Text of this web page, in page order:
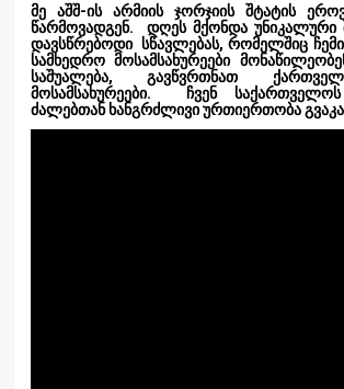
მე აშშ-ის არმიის ჯორჯიის შტატის
წარმოვადგენ. დღეს მქონდა უნიკალური
დავსწრებოდი სწავლებას, რომელშიც
სამხედრო მოსამსახურეები
საშუალება, გავწვრთნათ
მოსამსახურეები. ჩვენ
ძალებთან ხანგრძლივი ურთიერთობა